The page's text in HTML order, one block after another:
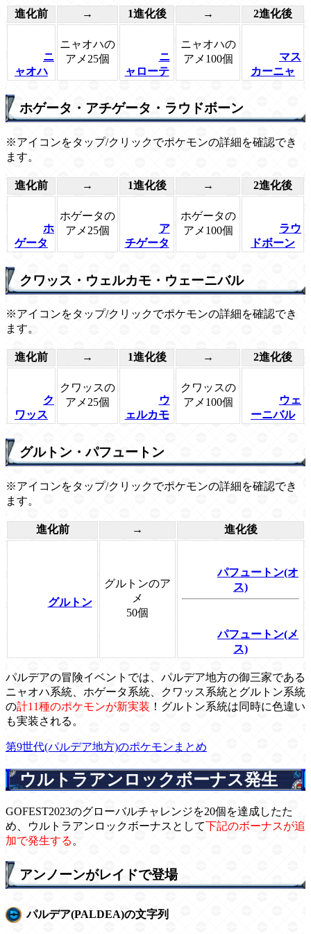
進化前 → 1進化後 → 2進化後
ニ
ャオハ
ニャオハの
アメ25個
ニ
ャローテ
ニャオハの
アメ100個
マス
カーニャ
ホゲータ・アチゲータ・ラウドボーン
※アイコンをタップ/クリックでポケモンの詳細を確認でき
ます。
進化前 → 1進化後 → 2進化後
ホ
ゲータ
ホゲータの
アメ25個
ア
チゲータ
ホゲータの
アメ100個
ラウ
ドボーン
クワッス・ウェルカモ・ウェーニバル
※アイコンをタップ/クリックでポケモンの詳細を確認でき
ます。
進化前 → 1進化後 → 2進化後
ク
ワッス
クワッスの
アメ25個
ウ
ェルカモ
クワッスの
アメ100個
ウェ
ーニバル
グルトン・パフュートン
※アイコンをタップ/クリックでポケモンの詳細を確認でき
ます。
進化前 → 進化後
グルトン
グルトンのア
メ
50個
パフュートン(オ
ス)
パフュートン(メ
ス)
パルデアの冒険イベントでは、パルデア地方の御三家である
ニャオハ系統、ホゲータ系統、クワッス系統とグルトン系統
の計11種のポケモンが新実装 ！グルトン系統は同時に色違い
も実装される。
第9世代(パルデア地方)のポケモンまとめ
ウルトラアンロックボーナス発生
GOFEST2023のグローバルチャレンジを20個を達成したた
め、ウルトラアンロックボーナスとして下記のボーナスが追
加で発生する 。
アンノーンがレイドで登場
パルデア(PALDEA)の文字列